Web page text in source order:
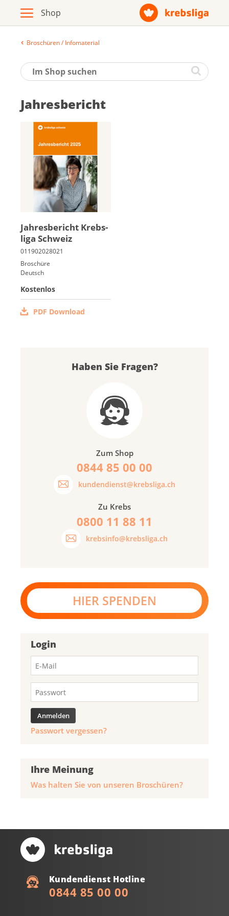
Broschüren / Infomaterial
Produkte
Zur Krebsliga-Webseite
Deutsch
Français
Broschüren / Infomaterial
Jahresbericht
Jah­res­be­richt Krebs­
li­ga Schweiz
Broschüre
Deutsch
Kostenlos
PDF Download
Haben Sie Fragen?
Zum Shop
0844 85 00 00
kundendienst@krebsliga.ch
Zu Krebs
0800 11 88 11
krebsinfo@krebsliga.ch
HIER SPENDEN
Login
Passwort vergessen?
Ihre Meinung
Was halten Sie von unseren Broschüren?
Kundendienst Hotline
0844 85 00 00